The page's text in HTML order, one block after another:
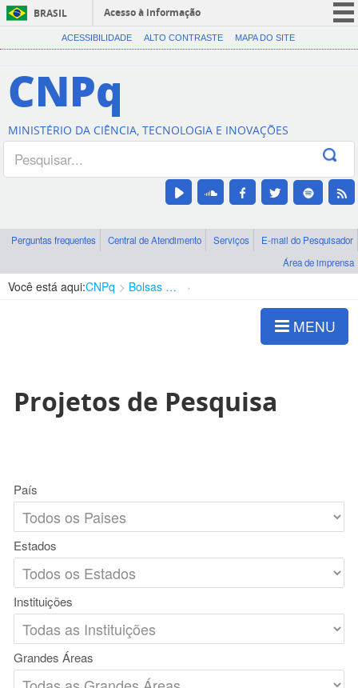
BRASIL
Acesso à informação
CORONAVÍRUS (COVID-19)
Canais
ACESSIBILIDADE ALTO CONTRASTE MAPA DO SITE
CNPq
MINISTÉRIO DA CIÊNCIA, TECNOLOGIA E INOVAÇÕES
Perguntas frequentes Central de Atendimento Serviços
E-mail do Pesquisador
Área de imprensa
Você está aqui:CNPq Bolsas e Auxílios Vigentes
MENU
Projetos de Pesquisa
País
Estados
Instituições
Grandes Áreas